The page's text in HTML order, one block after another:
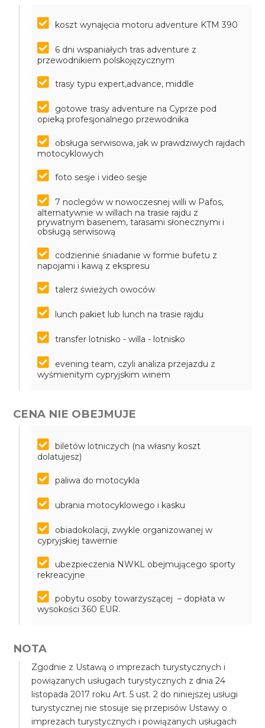
koszt wynajęcia motoru adventure KTM 390
6 dni wspaniałych tras adventure z
przewodnikiem polskojęzycznym
trasy typu expert,advance, middle
gotowe trasy adventure na Cyprze pod
opieką profesjonalnego przewodnika
obsługa serwisowa, jak w prawdziwych rajdach
motocyklowych
foto sesje i video sesje
7 noclegów w nowoczesnej willi w Pafos,
alternatywnie w willach na trasie rajdu z
prywatnym basenem, tarasami słonecznymi i
obsługą serwisową
codziennie śniadanie w formie bufetu z
napojami i kawą z ekspresu
talerz świeżych owoców
lunch pakiet lub lunch na trasie rajdu
transfer lotnisko - willa - lotnisko
evening team, czyli analiza przejazdu z
wyśmienitym cypryjskim winem
CENA NIE OBEJMUJE
biletów lotniczych (na własny koszt
dolatujesz)
paliwa do motocykla
ubrania motocyklowego i kasku
obiadokolacji, zwykle organizowanej w
cypryjskiej tawernie
ubezpieczenia NWKL obejmującego sporty
rekreacyjne
pobytu osoby towarzyszącej – dopłata w
wysokości 360 EUR.
NOTA
Zgodnie z Ustawą o imprezach turystycznych i
powiązanych usługach turystycznych z dnia 24
listopada 2017 roku Art. 5 ust. 2 do niniejszej usługi
turystycznej nie stosuje się przepisów Ustawy o
imprezach turystycznych i powiązanych usługach